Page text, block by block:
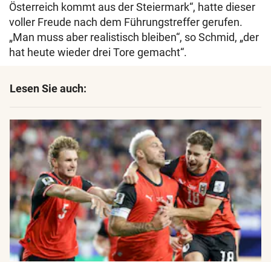
Österreich kommt aus der Steiermark“, hatte dieser
voller Freude nach dem Führungstreffer gerufen.
„Man muss aber realistisch bleiben“, so Schmid, „der
hat heute wieder drei Tore gemacht“.
Lesen Sie auch: